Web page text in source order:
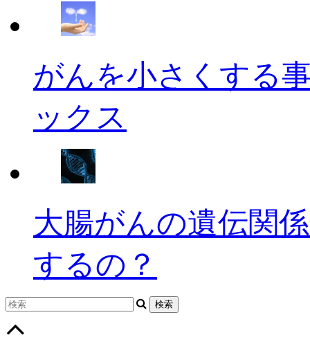
がんを小さくする
ックス
大腸がんの遺伝関
するの？